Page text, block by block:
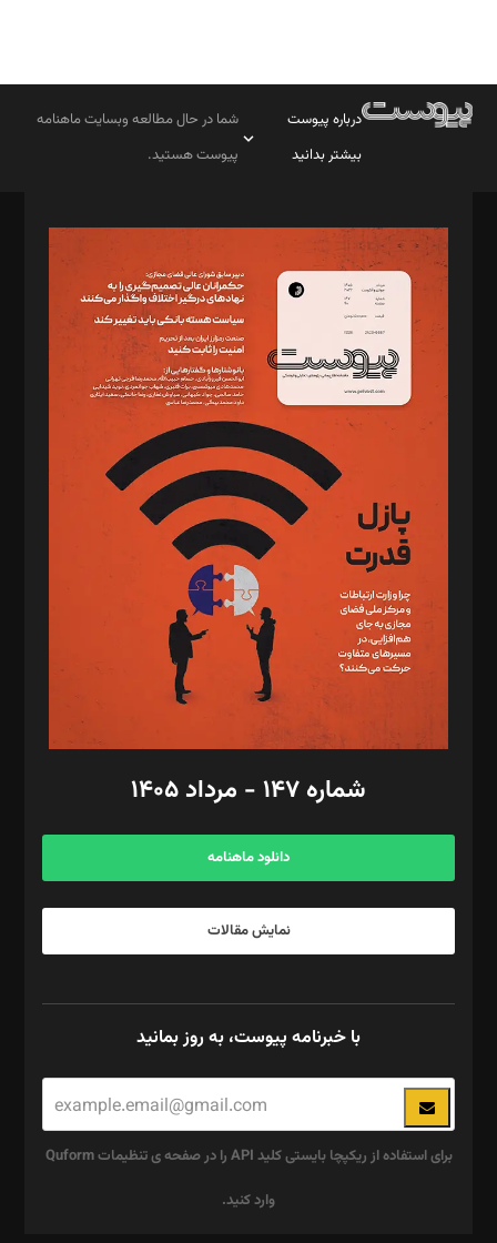
درباره پیوست
بیشتر بدانید
شما در حال مطالعه وبسایت ماهنامه
پیوست هستید.
مدیر مسئول: محمدباقر اثنی‌عشری
سردبیر: مهرک محمودی
دبیر تحریریه: میثم قاسمی
د‌بیر ناداستان: سمانه سمیع
د‌بیر خدمت و تجارت: ابوالفضل رجبی
د‌بیر حقوق فناوری: حسام‌الدین ایپکچی
د‌بیر پیوست جهان: مینا پاکدل
د‌بیر تحریریه آنلاین: بابک نقاش
تحریریه‌: مجتبی محمود‌ی، آرش برهمند، یسنا امان‌پور، سروش کرمیان،
مصطفی مسجدی آرانی، ابوالفضل رجبی، زهرا فکرانه، فائزه فتحی
رستمی،مصطفی باستان
ویرایش: نگار استاد‌‌آقا
طراح یونیفرم: مجید توکلی
فیلمبرداری و عکاسی: امیر شفیعی، مانی لطفی زاده
گرافیک و صفحه‌آرایی: سید‌سبحان‌علی ثابت
مد‌یر توسعه تجاری: کامبیز برید‌
امور مالی: شاپور رهبری، محمد‌ کاظمی‌نیا
آگهی و مشترکین: ۰۹۱۹۹۹۹۰۴۵۴
شماره ۱۴۷ - مرداد ۱۴۰۵
دانلود ماهنامه
نمایش مقالات
با خبرنامه پیوست، به روز بمانید
برای استفاده از ریکپچا بایستی کلید API را در صفحه ی تنظیمات Quform
وارد کنید.